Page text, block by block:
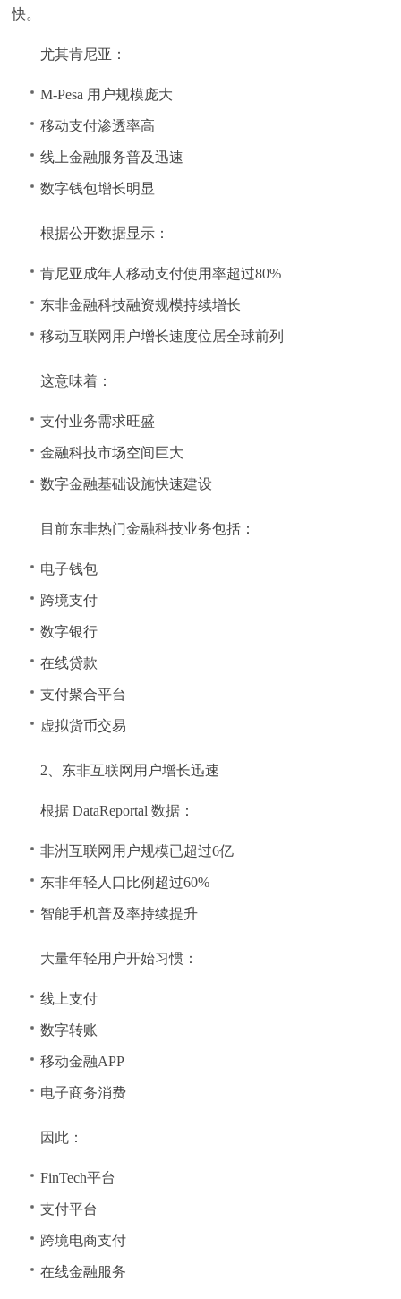
快。
尤其肯尼亚：
M-Pesa 用户规模庞大
移动支付渗透率高
线上金融服务普及迅速
数字钱包增长明显
根据公开数据显示：
肯尼亚成年人移动支付使用率超过80%
东非金融科技融资规模持续增长
移动互联网用户增长速度位居全球前列
这意味着：
支付业务需求旺盛
金融科技市场空间巨大
数字金融基础设施快速建设
目前东非热门金融科技业务包括：
电子钱包
跨境支付
数字银行
在线贷款
支付聚合平台
虚拟货币交易
2、东非互联网用户增长迅速
根据 DataReportal 数据：
非洲互联网用户规模已超过6亿
东非年轻人口比例超过60%
智能手机普及率持续提升
大量年轻用户开始习惯：
线上支付
数字转账
移动金融APP
电子商务消费
因此：
FinTech平台
支付平台
跨境电商支付
在线金融服务